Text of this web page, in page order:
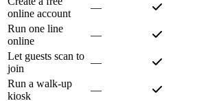
online account
—
Run one line
online
—
Let guests scan to
join
—
Run a walk-up
kiosk
—